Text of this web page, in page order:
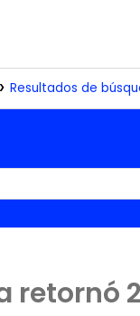
Resultados de
el catálogo
retornó